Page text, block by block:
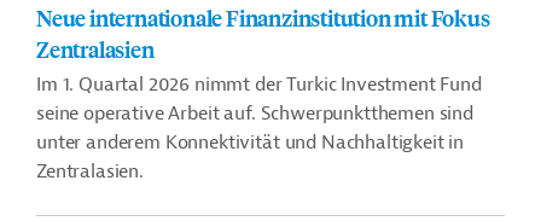
Neue internationale Finanzinstitution mit Fokus
Zentralasien
Im 1. Quartal 2026 nimmt der Turkic Investment Fund
seine operative Arbeit auf. Schwerpunktthemen sind
unter anderem Konnektivität und Nachhaltigkeit in
Zentralasien.